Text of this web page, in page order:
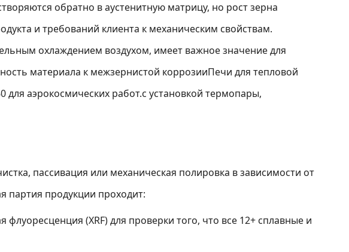
обратно в аустенитную матрицу, но рост зерна
и требований клиента к механическим свойствам.
охлаждением воздухом, имеет важное значение для
материала к межзернистой коррозииПечи для тепловой
аэрокосмических работ.с установкой термопары,
пассивация или механическая полировка в зависимости от
партия продукции проходит:
(XRF) для проверки того, что все 12+ сплавные и